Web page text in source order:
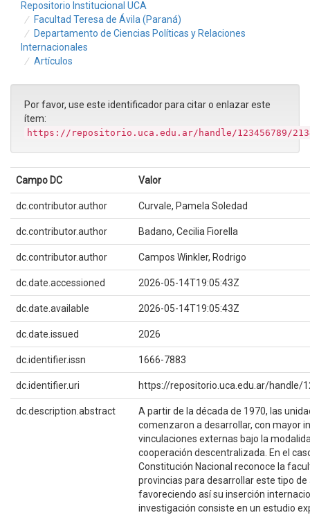
Repositorio Institucional UCA
Facultad Teresa de Ávila (Paraná)
Departamento de Ciencias Políticas y Relaciones
Internacionales
Artículos
Por favor, use este identificador para citar o enlazar este
ítem:
https://repositorio.uca.edu.ar/handle/123456789/
Campo DC Valor
dc.contributor.author Curvale, Pamela Soledad
dc.contributor.author Badano, Cecilia Fiorella
dc.contributor.author Campos Winkler, Rodrigo
dc.date.accessioned 2026-05-14T19:05:43Z
dc.date.available 2026-05-14T19:05:43Z
dc.date.issued 2026
dc.identifier.issn 1666-7883
dc.identifier.uri https://repositorio.uca.edu.ar/handle/
dc.description.abstract
A partir de la década de 1970, las
comenzaron a desarrollar, con mayor
vinculaciones externas bajo la
cooperación descentralizada. En el
Constitución Nacional reconoce la
provincias para desarrollar este tipo de
favoreciendo así su inserción
investigación consiste en un estudio